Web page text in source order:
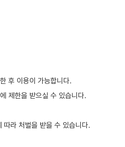
후 이용이 가능합니다.
제한을 받으실 수 있습니다.
라 처벌을 받을 수 있습니다.